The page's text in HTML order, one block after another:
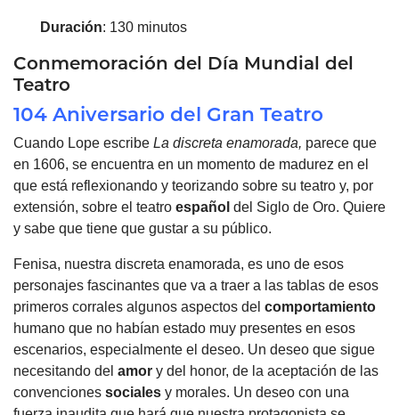
Duración: 130 minutos
Conmemoración del Día Mundial del
Teatro
104 Aniversario del Gran Teatro
Cuando Lope escribe La discreta enamorada, parece que
en 1606, se encuentra en un momento de madurez en el
que está reflexionando y teorizando sobre su teatro y, por
extensión, sobre el teatro español del Siglo de Oro. Quiere
y sabe que tiene que gustar a su público.
Fenisa, nuestra discreta enamorada, es uno de esos
personajes fascinantes que va a traer a las tablas de esos
primeros corrales algunos aspectos del comportamiento
humano que no habían estado muy presentes en esos
escenarios, especialmente el deseo. Un deseo que sigue
necesitando del amor y del honor, de la aceptación de las
convenciones sociales y morales. Un deseo con una